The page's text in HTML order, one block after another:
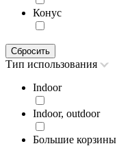
Конус
Сбросить
Тип использования
Indoor
Indoor, outdoor
Большие корзины